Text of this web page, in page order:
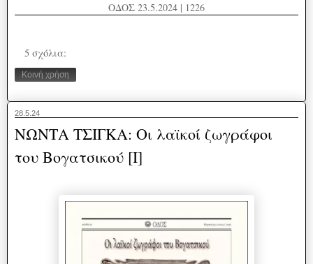
ΟΔΟΣ 23.5.2024 | 1226
5 σχόλια:
Κοινή χρήση
28.5.24
ΝΩΝΤΑ ΤΣΙΓΚΑ: Οι λαϊκοί ζωγράφοι
του Βογατσικού [I]